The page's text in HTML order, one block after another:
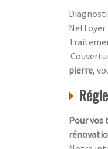
Nettoyer
pierre,
Pour vos